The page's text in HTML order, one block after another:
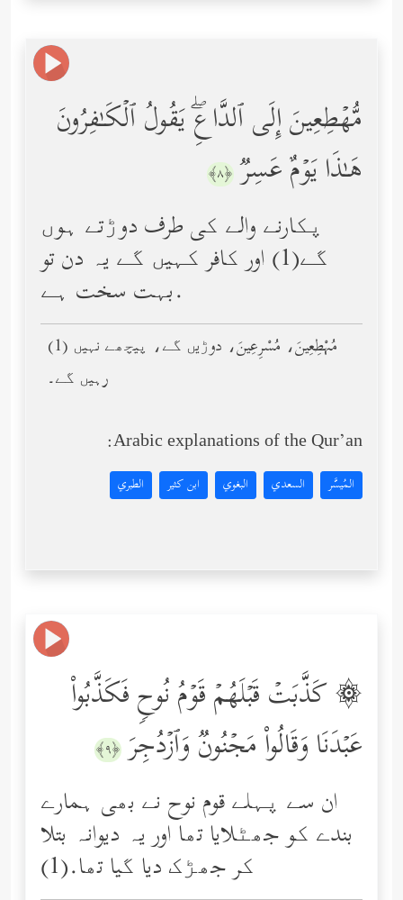
مُّهۡطِعِینَ إِلَى ٱلدَّاعِۖ یَقُولُ ٱلۡكَـٰفِرُونَ
هَـٰذَا یَوۡمٌ عَسِرࣱ ﴿٨﴾
پکارنے والے کی طرف دوڑتے ہوں
گے(1) اور کافر کہیں گے یہ دن تو
بہت سخت ہے.
(1) مُهْطِعِينَ، مُسْرِعِينَ، دوڑیں گے، پیچھے نہیں
رہیں گے۔
Arabic explanations of the Qur’an:
المُيسَّر السعدي البغوي ابن كثير الطبري
۞ كَذَّبَتۡ قَبۡلَهُمۡ قَوۡمُ نُوحࣲ فَكَذَّبُواْ
عَبۡدَنَا وَقَالُواْ مَجۡنُونࣱ وَٱزۡدُجِرَ ﴿٩﴾
ان سے پہلے قوم نوح نے بھی ہمارے
بندے کو جھٹلایا تھا اور یہ دیوانہ بتلا
کر جھڑک دیا گیا تھا.(1)